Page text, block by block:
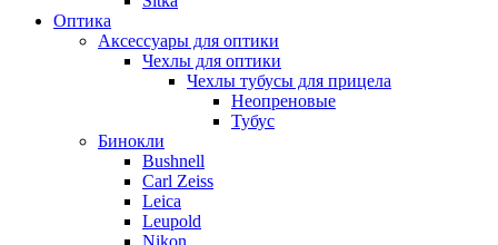
Оптика
Аксессуары для оптики
Чехлы для оптики
Чехлы тубусы для прицела
Неопреновые
Тубус
Бинокли
Bushnell
Carl Zeiss
Leica
Leupold
Nikon